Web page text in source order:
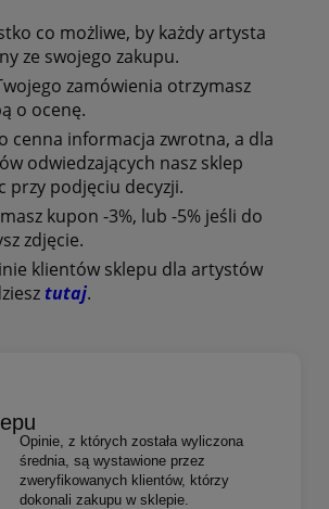
co możliwe, by każdy artysta
ze swojego zakupu.
zamówienia otrzymasz
o ocenę.
cenna informacja zwrotna, a dla
odwiedzających nasz sklep
przy podjęciu decyzji.
kupon -3%, lub -5% jeśli do
zdjęcie.
klientów sklepu dla artystów
tutaj.
Opinie, z których została wyliczona
średnia, są wystawione przez
zweryfikowanych klientów, którzy
dokonali zakupu w sklepie.